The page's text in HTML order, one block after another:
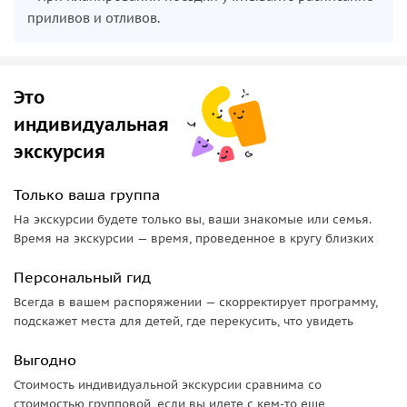
приливов и отливов.
Это
индивидуальная
экскурсия
Только ваша группа
На экскурсии будете только вы, ваши знакомые или семья.
Время на экскурсии — время, проведенное в кругу близких
Персональный гид
Всегда в вашем распоряжении — скорректирует программу,
подскажет места для детей, где перекусить, что увидеть
Выгодно
Стоимость индивидуальной экскурсии сравнима со
стоимостью групповой, если вы идете с кем-то еще